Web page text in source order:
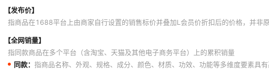
【发布价】
指商品在1688平台上由商家自行设置的销售标价并叠加L会员价折扣后的价格，并非原
【全网销量】
指同款商品在多个平台（含淘宝、天猫及其他电子商务平台）上的累积销量
同款： 指商品名称、外观、规格、成分、颜色、材质、功效、功能等多维度要素具